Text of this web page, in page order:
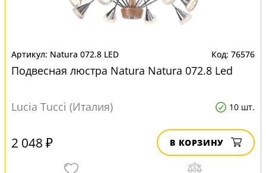
Natura 072.8 LED 76576
Подвесная люстра Natura Natura 072.8 Led
Lucia Tucci (Италия) 10 шт.
2 048 ₽ В КОРЗИНУ